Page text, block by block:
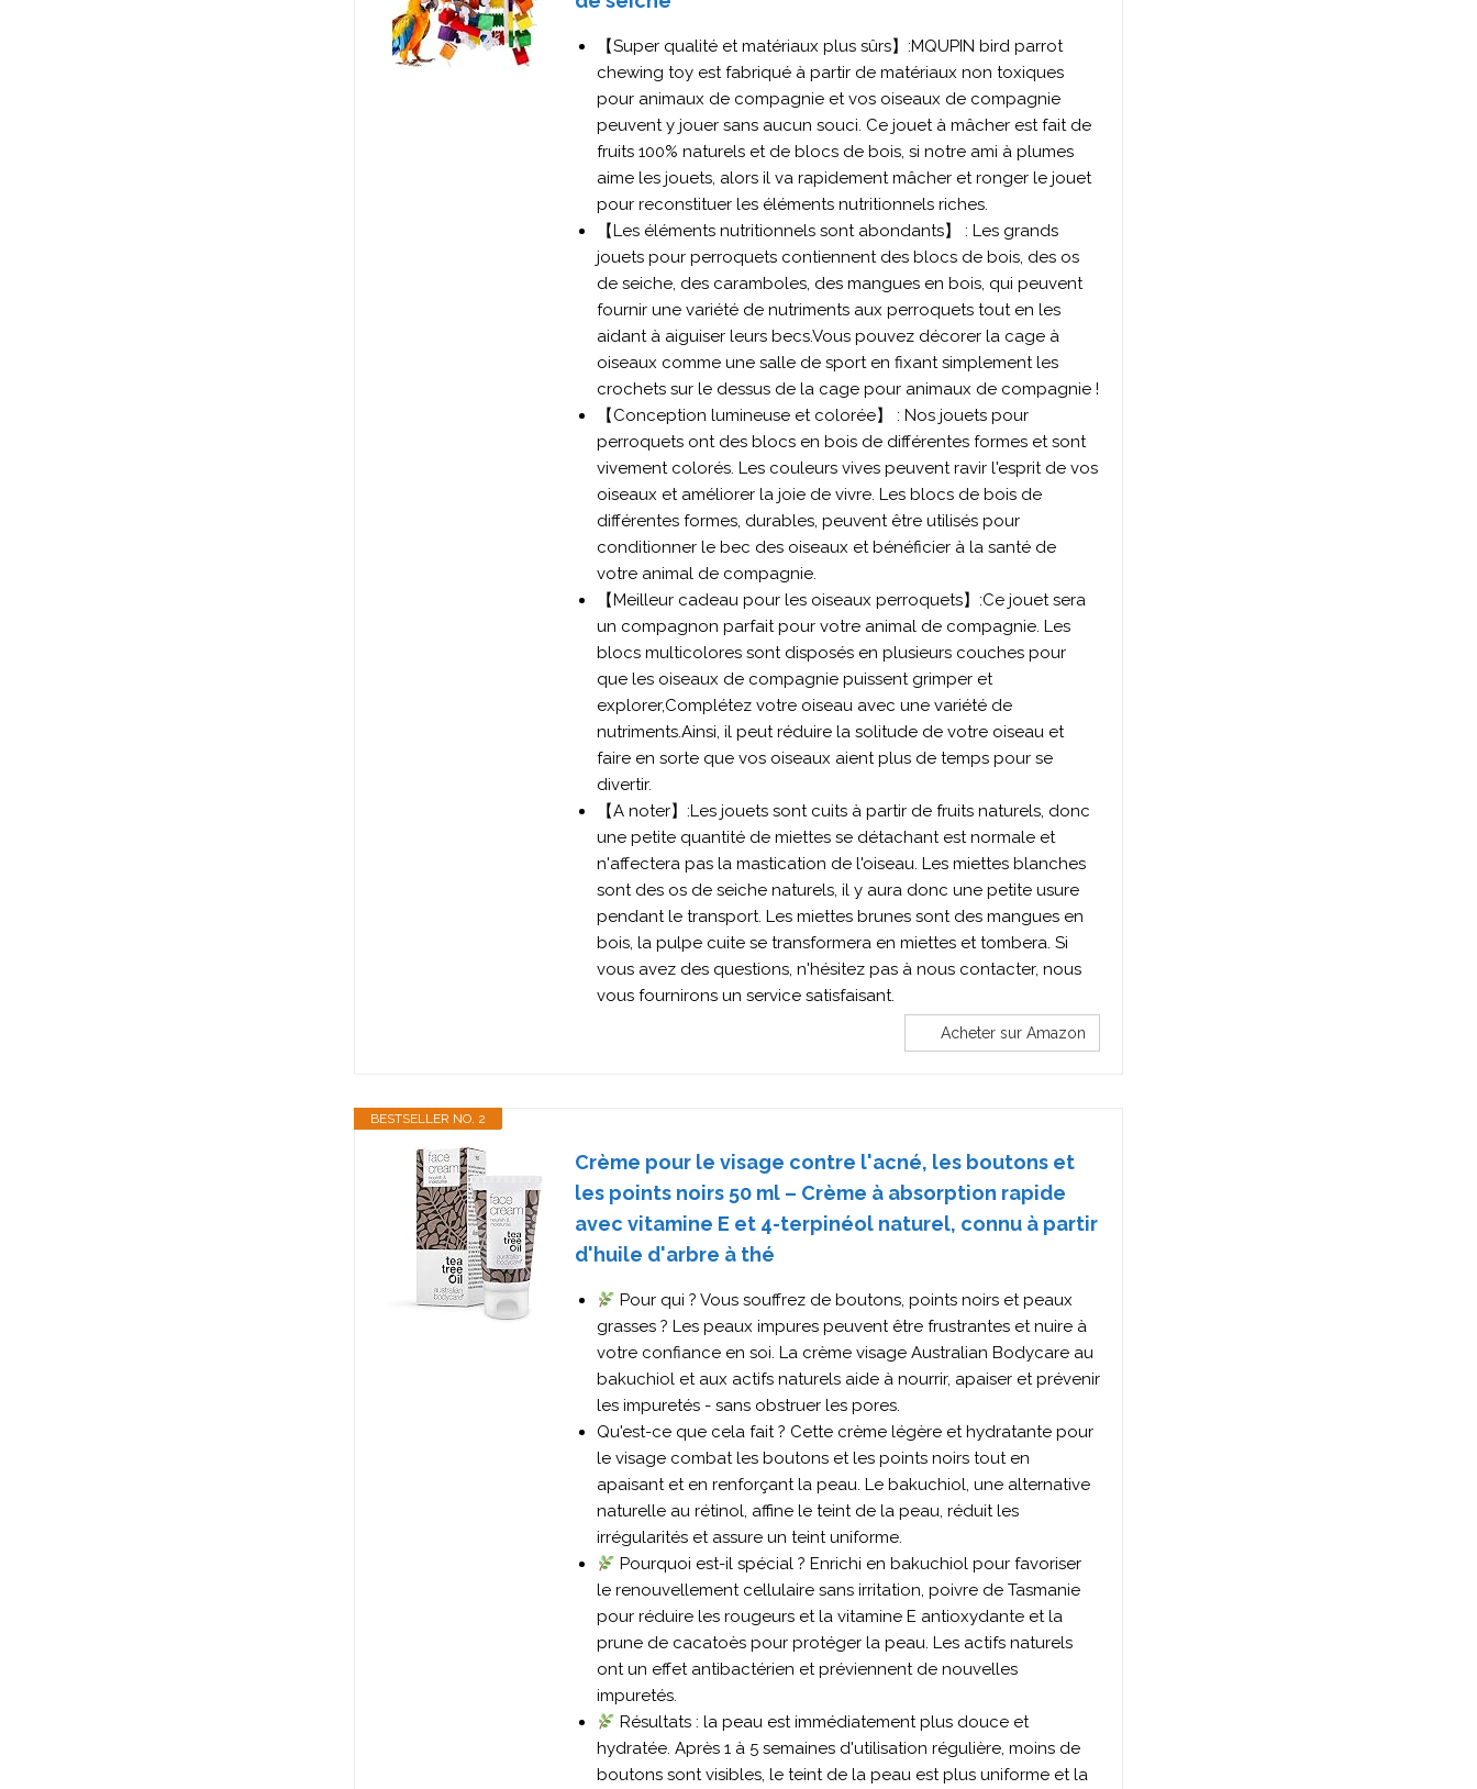
【Super qualité et matériaux plus sûrs】:MQUPIN bird parrot
chewing toy est fabriqué à partir de matériaux non toxiques
pour animaux de compagnie et vos oiseaux de compagnie
peuvent y jouer sans aucun souci. Ce jouet à mâcher est fait de
fruits 100% naturels et de blocs de bois, si notre ami à plumes
aime les jouets, alors il va rapidement mâcher et ronger le jouet
pour reconstituer les éléments nutritionnels riches.
【Les éléments nutritionnels sont abondants】 : Les grands
jouets pour perroquets contiennent des blocs de bois, des os
de seiche, des caramboles, des mangues en bois, qui peuvent
fournir une variété de nutriments aux perroquets tout en les
aidant à aiguiser leurs becs.Vous pouvez décorer la cage à
oiseaux comme une salle de sport en fixant simplement les
crochets sur le dessus de la cage pour animaux de compagnie !
【Conception lumineuse et colorée】 : Nos jouets pour
perroquets ont des blocs en bois de différentes formes et sont
vivement colorés. Les couleurs vives peuvent ravir l'esprit de vos
oiseaux et améliorer la joie de vivre. Les blocs de bois de
différentes formes, durables, peuvent être utilisés pour
conditionner le bec des oiseaux et bénéficier à la santé de
votre animal de compagnie.
【Meilleur cadeau pour les oiseaux perroquets】:Ce jouet sera
un compagnon parfait pour votre animal de compagnie. Les
blocs multicolores sont disposés en plusieurs couches pour
que les oiseaux de compagnie puissent grimper et
explorer,Complétez votre oiseau avec une variété de
nutriments.Ainsi, il peut réduire la solitude de votre oiseau et
faire en sorte que vos oiseaux aient plus de temps pour se
divertir.
【A noter】:Les jouets sont cuits à partir de fruits naturels, donc
une petite quantité de miettes se détachant est normale et
n'affectera pas la mastication de l'oiseau. Les miettes blanches
sont des os de seiche naturels, il y aura donc une petite usure
pendant le transport. Les miettes brunes sont des mangues en
bois, la pulpe cuite se transformera en miettes et tombera. Si
vous avez des questions, n'hésitez pas à nous contacter, nous
vous fournirons un service satisfaisant.
Acheter sur Amazon
BESTSELLER NO. 2
Crème pour le visage contre l'acné, les boutons et
les points noirs 50 ml – Crème à absorption rapide
avec vitamine E et 4-terpinéol naturel, connu à partir
d'huile d'arbre à thé
Pour qui ? Vous souffrez de boutons, points noirs et peaux
grasses ? Les peaux impures peuvent être frustrantes et nuire à
votre confiance en soi. La crème visage Australian Bodycare au
bakuchiol et aux actifs naturels aide à nourrir, apaiser et prévenir
les impuretés - sans obstruer les pores.
Qu'est-ce que cela fait ? Cette crème légère et hydratante pour
le visage combat les boutons et les points noirs tout en
apaisant et en renforçant la peau. Le bakuchiol, une alternative
naturelle au rétinol, affine le teint de la peau, réduit les
irrégularités et assure un teint uniforme.
Pourquoi est-il spécial ? Enrichi en bakuchiol pour favoriser
le renouvellement cellulaire sans irritation, poivre de Tasmanie
pour réduire les rougeurs et la vitamine E antioxydante et la
prune de cacatoès pour protéger la peau. Les actifs naturels
ont un effet antibactérien et préviennent de nouvelles
impuretés.
Résultats : la peau est immédiatement plus douce et
hydratée. Après 1 à 5 semaines d'utilisation régulière, moins de
boutons sont visibles, le teint de la peau est plus uniforme et la